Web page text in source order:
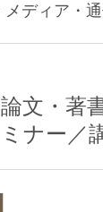
メディア・
文・著
ナー／